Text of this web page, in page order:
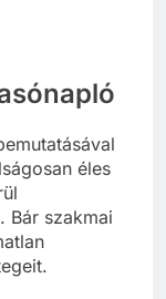
éles
Bár szakmai